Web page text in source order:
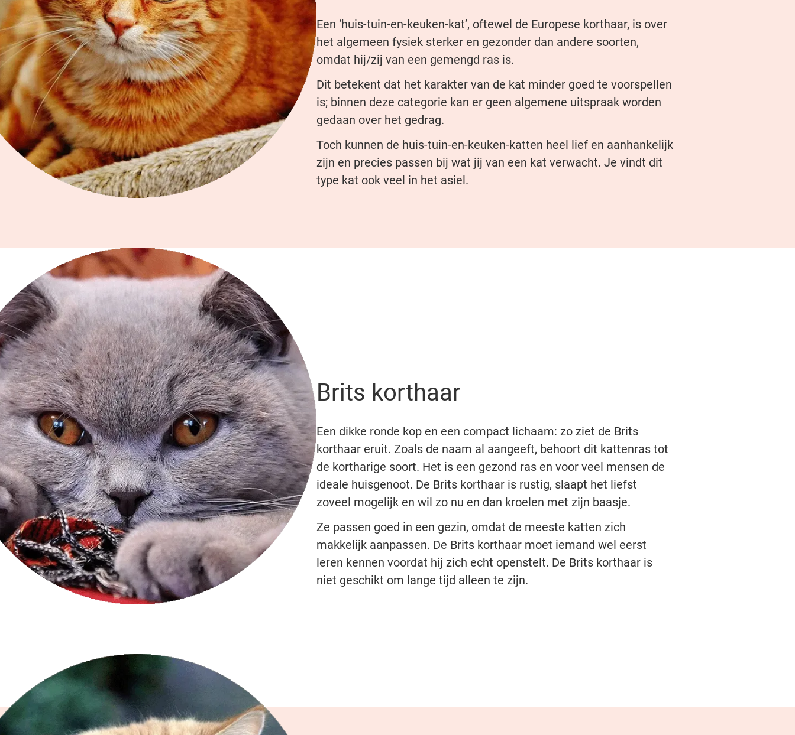
Een ‘huis-tuin-en-keuken-kat’, oftewel de Europese korthaar, is over
het algemeen fysiek sterker en gezonder dan andere soorten,
omdat hij/zij van een gemengd ras is.
Dit betekent dat het karakter van de kat minder goed te voorspellen
is; binnen deze categorie kan er geen algemene uitspraak worden
gedaan over het gedrag.
Toch kunnen de huis-tuin-en-keuken-katten heel lief en aanhankelijk
zijn en precies passen bij wat jij van een kat verwacht. Je vindt dit
type kat ook veel in het asiel.
Brits korthaar
Een dikke ronde kop en een compact lichaam: zo ziet de Brits
korthaar eruit. Zoals de naam al aangeeft, behoort dit kattenras tot
de kortharige soort. Het is een gezond ras en voor veel mensen de
ideale huisgenoot. De Brits korthaar is rustig, slaapt het liefst
zoveel mogelijk en wil zo nu en dan kroelen met zijn baasje.
Ze passen goed in een gezin, omdat de meeste katten zich
makkelijk aanpassen. De Brits korthaar moet iemand wel eerst
leren kennen voordat hij zich echt openstelt. De Brits korthaar is
niet geschikt om lange tijd alleen te zijn.